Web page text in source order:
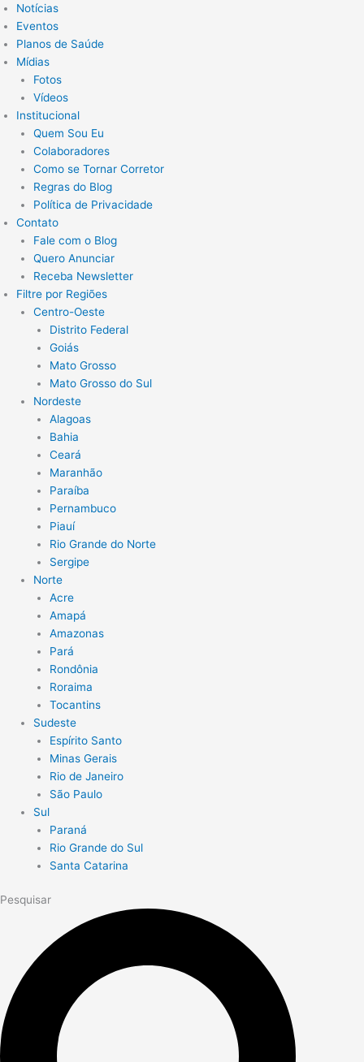
Notícias
Eventos
Planos de Saúde
Mídias
Fotos
Vídeos
Institucional
Quem Sou Eu
Colaboradores
Como se Tornar Corretor
Regras do Blog
Política de Privacidade
Contato
Fale com o Blog
Quero Anunciar
Receba Newsletter
Filtre por Regiões
Centro-Oeste
Distrito Federal
Goiás
Mato Grosso
Mato Grosso do Sul
Nordeste
Alagoas
Bahia
Ceará
Maranhão
Paraíba
Pernambuco
Piauí
Rio Grande do Norte
Sergipe
Norte
Acre
Amapá
Amazonas
Pará
Rondônia
Roraima
Tocantins
Sudeste
Espírito Santo
Minas Gerais
Rio de Janeiro
São Paulo
Sul
Paraná
Rio Grande do Sul
Santa Catarina
Pesquisar